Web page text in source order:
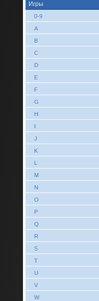
Игры
0-9
A
B
C
D
E
F
G
H
I
J
K
L
M
N
O
P
Q
R
S
T
U
V
W